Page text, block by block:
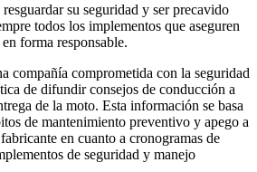
su seguridad y ser precavido
todos los implementos que aseguren
forma responsable.
compañía comprometida con la seguridad
de difundir consejos de conducción a
de la moto. Esta información se basa
de mantenimiento preventivo y apego a
en cuanto a cronogramas de
de seguridad y manejo